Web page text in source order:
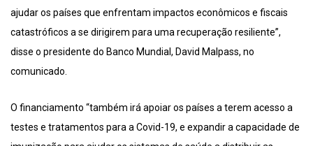
ajudar os países que enfrentam impactos econômicos e fiscais
catastróficos a se dirigirem para uma recuperação resiliente”,
disse o presidente do Banco Mundial, David Malpass, no
comunicado.
O financiamento “também irá apoiar os países a terem acesso a
testes e tratamentos para a Covid-19, e expandir a capacidade de